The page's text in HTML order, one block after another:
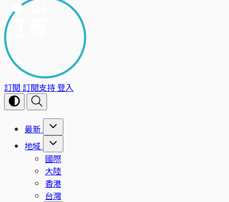
訂閱 訂閱支持登入
最新
地域
國際
大陸
香港
台灣